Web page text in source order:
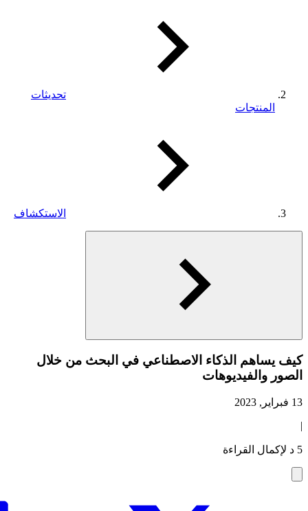
تحديثات
المنتجات
الاستكشاف
كيف يساهم الذكاء الاصطناعي في البحث من خلال
الصور والفيديوهات
13 فبراير, 2023
|
5 د لإكمال القراءة